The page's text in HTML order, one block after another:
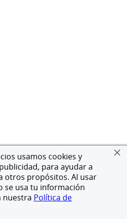
usamos cookies y
para ayudar a
otros propósitos. Al usar
se usa tu información
nuestra Política de